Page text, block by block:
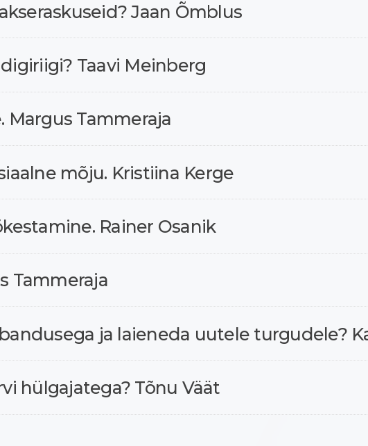
Jaan Õmblus
Taavi Meinberg
Tammeraja
mõju. Kristiina Kerge
Rainer Osanik
Tammeraja
ja laieneda uutele turgudele?
hülgajatega? Tõnu Väät